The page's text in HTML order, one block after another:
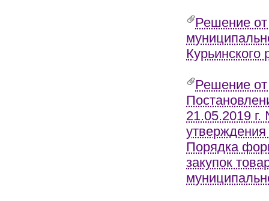
Решение
Курьинского
Решение
21.05.2019
утверждения
Порядка
закупок